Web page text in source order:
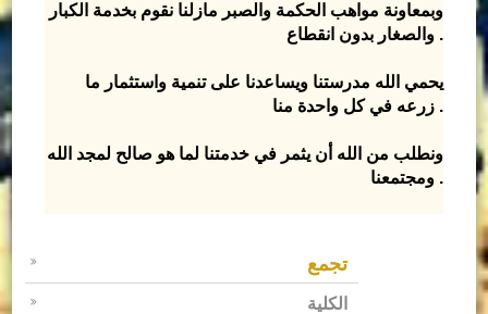
وبمعاونة مواهب الحكمة والصبر مازلنا نقوم بخدمة الكبار
والصغار بدون انقطاع .
يحمي الله مدرستنا ويساعدنا على تنمية واستثمار ما
زرعه في كل واحدة منا .
ونطلب من الله أن يثمر في خدمتنا لما هو صالح لمجد الله
ومجتمعنا .
تجمع
الكلية